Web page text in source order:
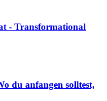
- Transformational
du anfangen solltest,